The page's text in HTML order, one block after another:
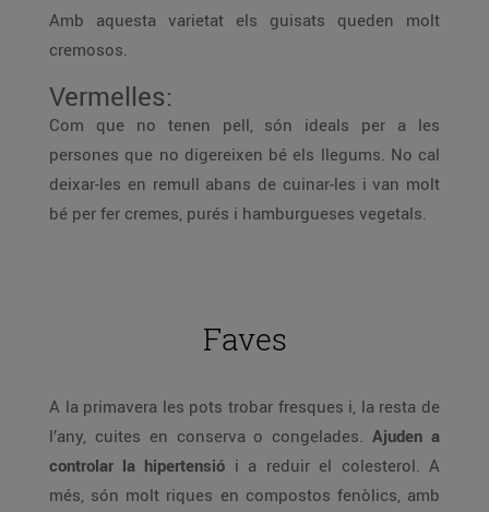
Amb aquesta varietat els guisats queden molt
cremosos.
Vermelles:
Com que no tenen pell, són ideals per a les
persones que no digereixen bé els llegums. No cal
deixar-les en remull abans de cuinar-les i van molt
bé per fer cremes, purés i hamburgueses vegetals.
Faves
A la primavera les pots trobar fresques i, la resta de
l’any, cuites en conserva o congelades. Ajuden a
controlar la hipertensió i a reduir el colesterol. A
més, són molt riques en compostos fenòlics, amb